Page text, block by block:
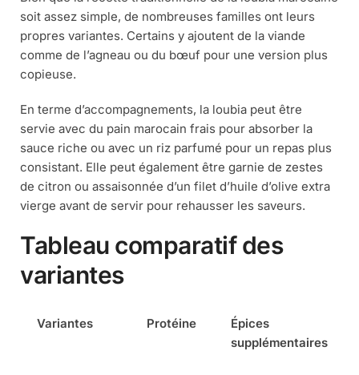
soit assez simple, de nombreuses familles ont leurs
propres variantes. Certains y ajoutent de la viande
comme de l’agneau ou du bœuf pour une version plus
copieuse.
En terme d’accompagnements, la loubia peut être
servie avec du pain marocain frais pour absorber la
sauce riche ou avec un riz parfumé pour un repas plus
consistant. Elle peut également être garnie de zestes
de citron ou assaisonnée d’un filet d’huile d’olive extra
vierge avant de servir pour rehausser les saveurs.
Tableau comparatif des
variantes
Variantes Protéine
Épices
supplémentaires